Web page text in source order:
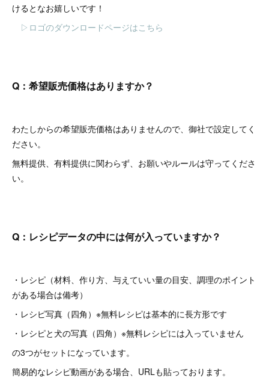
けるとなお嬉しいです！
▷ロゴのダウンロードページはこちら
Q：希望販売価格はありますか？
わたしからの希望販売価格はありませんので、御社で設定してく
ださい。
無料提供、有料提供に関わらず、お願いやルールは守ってくださ
い。
Q：レシピデータの中には何が入っていますか？
・レシピ（材料、作り方、与えていい量の目安、調理のポイント
がある場合は備考）
・レシピ写真（四角）※無料レシピは基本的に長方形です
・レシピと犬の写真（四角）※無料レシピには入っていません
の3つがセットになっています。
簡易的なレシピ動画がある場合、URLも貼っております。